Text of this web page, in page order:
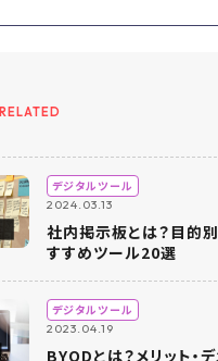
RELATED
デジタルツール
2024.03.13
社内掲示板とは？目的
すすめツール20選
デジタルツール
2023.04.19
BYODとは？メリット・